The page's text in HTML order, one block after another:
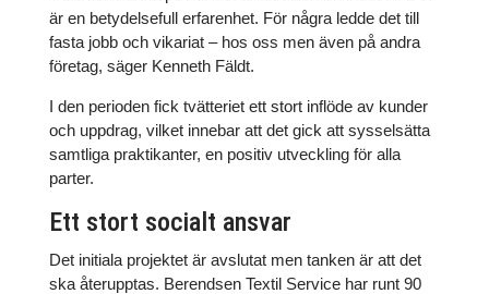
är en betydelsefull erfarenhet. För några ledde det till
fasta jobb och vikariat – hos oss men även på andra
företag, säger Kenneth Fäldt.
I den perioden fick tvätteriet ett stort inflöde av kunder
och uppdrag, vilket innebar att det gick att sysselsätta
samtliga praktikanter, en positiv utveckling för alla
parter.
Ett stort socialt ansvar
Det initiala projektet är avslutat men tanken är att det
ska återupptas. Berendsen Textil Service har runt 90